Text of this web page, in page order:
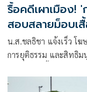
รื้อคดีเผาเมือง!
สอบสลายม็อบเ
น.ส.ชลธิชา แจ้งเร็ว โ
การยุติธรรม และสิทธิ
ร่วมประชาธิปไตยต่อต้